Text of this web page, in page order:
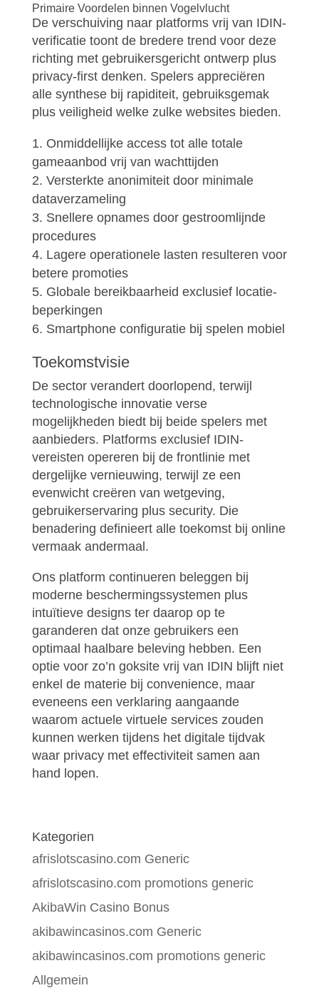
Primaire Voordelen binnen Vogelvlucht
De verschuiving naar platforms vrij van IDIN-
verificatie toont de bredere trend voor deze
richting met gebruikersgericht ontwerp plus
privacy-first denken. Spelers appreciëren
alle synthese bij rapiditeit, gebruiksgemak
plus veiligheid welke zulke websites bieden.
Onmiddellijke access tot alle totale
gameaanbod vrij van wachttijden
Versterkte anonimiteit door minimale
dataverzameling
Snellere opnames door gestroomlijnde
procedures
Lagere operationele lasten resulteren voor
betere promoties
Globale bereikbaarheid exclusief locatie-
beperkingen
Smartphone configuratie bij spelen mobiel
Toekomstvisie
De sector verandert doorlopend, terwijl
technologische innovatie verse
mogelijkheden biedt bij beide spelers met
aanbieders. Platforms exclusief IDIN-
vereisten opereren bij de frontlinie met
dergelijke vernieuwing, terwijl ze een
evenwicht creëren van wetgeving,
gebruikerservaring plus security. Die
benadering definieert alle toekomst bij online
vermaak andermaal.
Ons platform continueren beleggen bij
moderne beschermingssystemen plus
intuïtieve designs ter daarop op te
garanderen dat onze gebruikers een
optimaal haalbare beleving hebben. Een
optie voor zo’n goksite vrij van IDIN blijft niet
enkel de materie bij convenience, maar
eveneens een verklaring aangaande
waarom actuele virtuele services zouden
kunnen werken tijdens het digitale tijdvak
waar privacy met effectiviteit samen aan
hand lopen.
Kategorien
afrislotscasino.com Generic
afrislotscasino.com promotions generic
AkibaWin Casino Bonus
akibawincasinos.com Generic
akibawincasinos.com promotions generic
Allgemein